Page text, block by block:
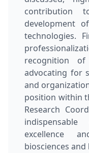
contribution
development
technologies.
recognition
advocating for
and
position within
Research
excellence
biosciences